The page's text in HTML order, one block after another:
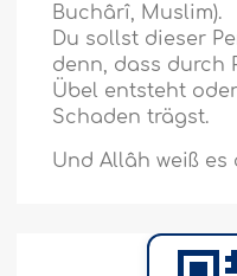
Buchârî, Muslim).
Du sollst dieser
denn, dass durch
Übel entsteht
Schaden trägst.
Und Allâh weiß es